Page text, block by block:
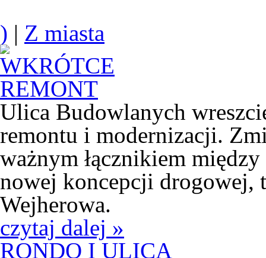
) | Z miasta
Ulica Budowlanych
remontu i modernizacji.
ważnym łącznikiem
nowej koncepcji drogowej,
Wejherowa.
czytaj dalej »
RONDO I ULICA